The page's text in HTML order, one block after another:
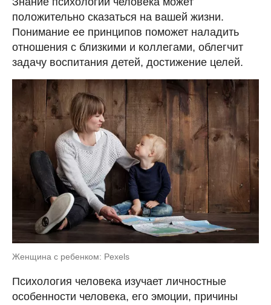
положительно сказаться на вашей жизни.
Понимание ее принципов поможет наладить
отношения с близкими и коллегами, облегчит
задачу воспитания детей, достижение целей.
Женщина с ребенком: Pexels
Психология человека изучает личностные
особенности человека, его эмоции, причины